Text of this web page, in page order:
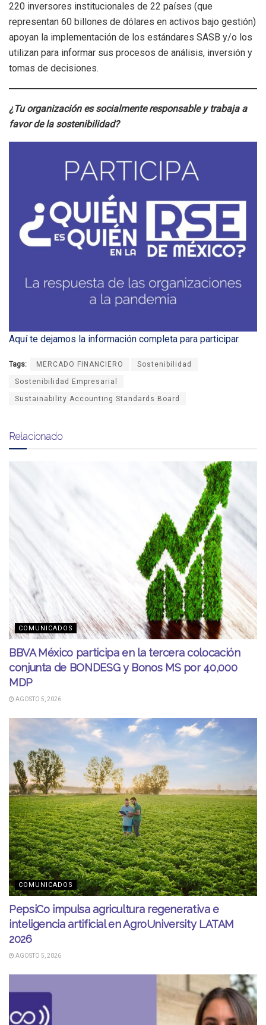
220 inversores institucionales de 22 países (que
representan 60 billones de dólares en activos bajo gestión)
apoyan la implementación de los estándares SASB y/o los
utilizan para informar sus procesos de análisis, inversión y
tomas de decisiones.
¿Tu organización es socialmente responsable y trabaja a
favor de la sostenibilidad?
Aquí te dejamos la información completa para participar.
Tags: MERCADO FINANCIERO Sostenibilidad
Sostenibilidad Empresarial
Sustainability Accounting Standards Board
Relacionado
COMUNICADOS
BBVA México participa en la tercera colocación
conjunta de BONDESG y Bonos MS por 40,000
MDP
AGOSTO 5, 2026
COMUNICADOS
PepsiCo impulsa agricultura regenerativa e
inteligencia artificial en AgroUniversity LATAM
2026
AGOSTO 5, 2026